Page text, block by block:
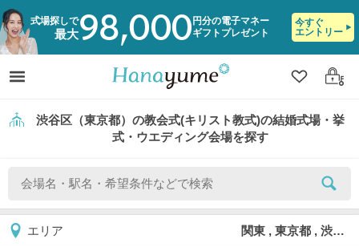
式場探しで
最大98,000 円分の電子マネー
ギフトプレゼント
今すぐ
エントリー
クリップ
ログ
渋谷区（東京都）の教会式(キリスト教式)の結婚式場・挙
式・ウエディング会場を探す
エリア 関東 , 東京都 , 渋谷区